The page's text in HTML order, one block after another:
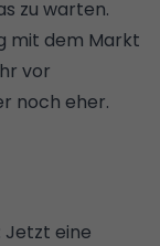
zu warten.
mit dem Markt
vor
noch eher.
Jetzt eine